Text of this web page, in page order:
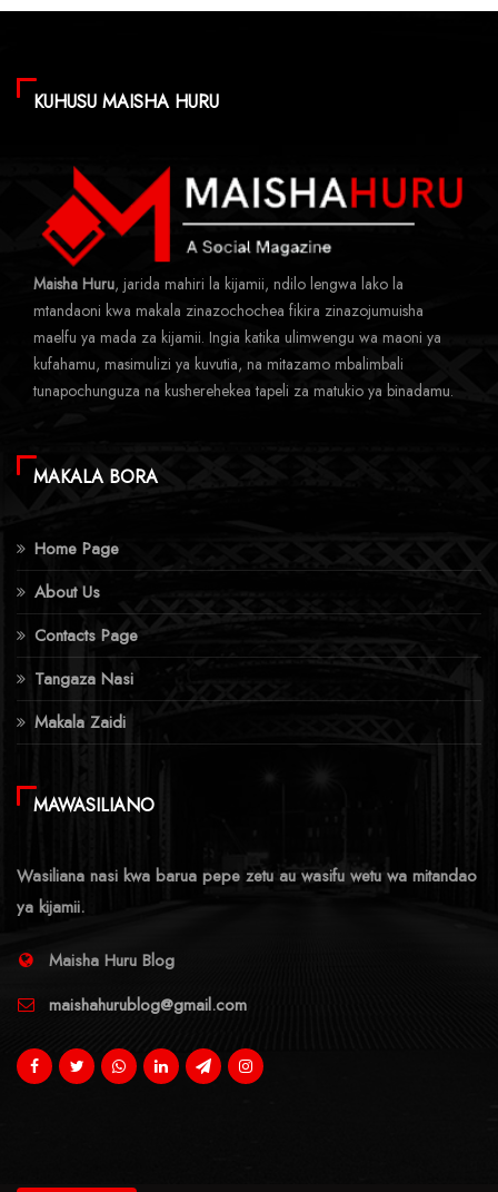
KUHUSU MAISHA HURU
Maisha Huru, jarida mahiri la kijamii, ndilo lengwa lako la
mtandaoni kwa makala zinazochochea fikira zinazojumuisha
maelfu ya mada za kijamii. Ingia katika ulimwengu wa maoni ya
kufahamu, masimulizi ya kuvutia, na mitazamo mbalimbali
tunapochunguza na kusherehekea tapeli za matukio ya binadamu.
MAKALA BORA
Home Page
About Us
Contacts Page
Tangaza Nasi
Makala Zaidi
MAWASILIANO
Wasiliana nasi kwa barua pepe zetu au wasifu wetu wa mitandao
ya kijamii.
Maisha Huru Blog
maishahurublog@gmail.com